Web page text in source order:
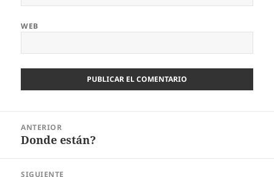
WEB
entradas
ANTERIOR
Entrada
Donde están?
SIGUIENTE